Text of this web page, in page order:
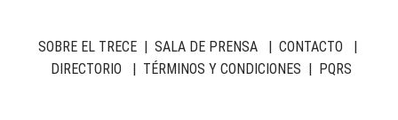
SOBRE EL TRECE| SALA DE PRENSA| CONTACTO |
DIRECTORIO | TÉRMINOS Y CONDICIONES | PQRS